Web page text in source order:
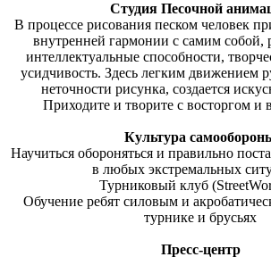
Студия Песочной
В процессе рисования песком человек
внутренней гармонии с самим собой,
интеллектуальные способности,
усидчивость. Здесь легким движением
неточности рисунка, создается
Приходите и творите с восторгом и
Культура
Научиться обороняться и правильно
в любых экстремальных
Турниковый клуб
Обучение ребят силовым и
турнике и брусьях
Пресс-центр